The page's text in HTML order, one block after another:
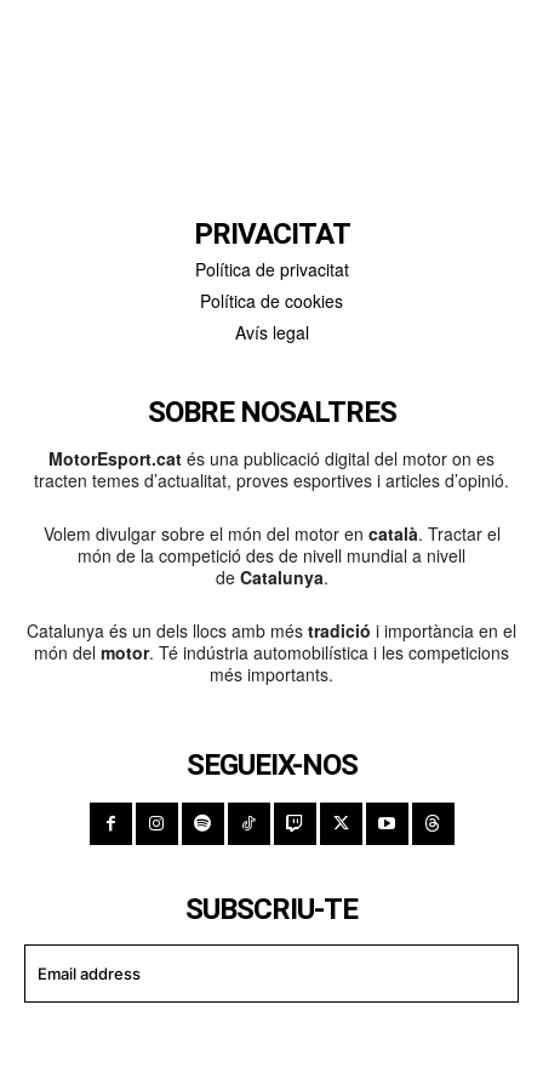
PRIVACITAT
Política de privacitat
Política de cookies
Avís legal
SOBRE NOSALTRES
MotorEsport.cat és una publicació digital del motor on es
tracten temes d’actualitat, proves esportives i articles d’opinió.
Volem divulgar sobre el món del motor en català. Tractar el
món de la competició des de nivell mundial a nivell
de Catalunya.
Catalunya és un dels llocs amb més tradició i importància en el
món del motor. Té indústria automobilística i les competicions
més importants.
SEGUEIX-NOS
SUBSCRIU-TE